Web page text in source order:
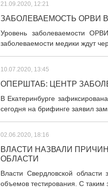
21.09.2020, 12:21
ЗАБОЛЕВАЕМОСТЬ ОРВИ
Уровень заболеваемости
заболеваемости медики ждут
10.07.2020, 13:45
ОПЕРШТАБ: ЦЕНТР
В Екатеринбурге
сегодня на брифинге заявил
02.06.2020, 18:16
ВЛАСТИ НАЗВАЛИ
ОБЛАСТИ
Власти Свердловской области
объемов тестирования. С таким